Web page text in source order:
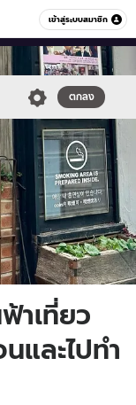
เข้าสู่ระบบสมาชิก
หมวดอื่นๆ
ตกลง
าเที่ยว
และไปทำ